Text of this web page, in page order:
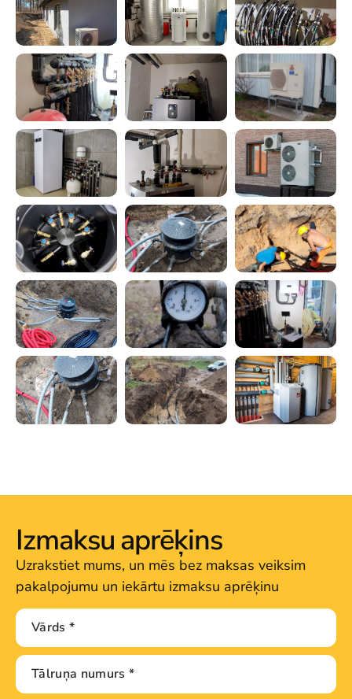
Izmaksu aprēķins
Uzrakstiet mums, un mēs bez maksas veiksim
pakalpojumu un iekārtu izmaksu aprēķinu